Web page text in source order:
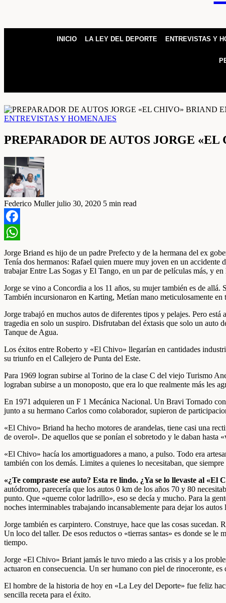
INICIO LA LEY DEL DEPORTE ENTREVISTAS Y
ENTREVISTAS Y HOMENAJES
PREPARADOR DE AUTOS JORGE
Federico Muller julio 30, 2020 5 min read
Facebook
WhatsApp
Jorge Briand es hijo de un padre Prefecto y de la hermana del ex
Tenía dos hermanos: Rafael quien muere muy joven en un
trabajar Entre Las Sogas y El Tango, en un par de películas más, y
Jorge se vino a Concordia a los 11 años, su mujer también es de
También incursionaron en Karting, Metían mano meticulosamente
Jorge trabajó en muchos autos de diferentes tipos y pelajes. Pero
tragedia en solo un suspiro. Disfrutaban del éxtasis que solo un auto
Tanque de Agua.
Los éxitos entre Roberto y «El Chivo» llegarían en cantidades
su triunfo en el Callejero de Punta del Este.
Para 1969 logran subirse al Torino de la clase C del viejo Turismo
lograban subirse a un monoposto, que era lo que realmente más les
En 1971 adquieren un F 1 Mecánica Nacional. Un Bravi Tornado
junto a su hermano Carlos como colaborador, supieron de
«El Chivo» Briand ha hecho motores de arandelas, tiene casi una
de overol». De aquellos que se ponían el sobretodo y le daban hasta
«El Chivo» hacía los amortiguadores a mano, a pulso. Todo era
también con los demás. Limites a quienes lo necesitaban, que
«¿Te compraste ese auto? Esta re lindo. ¿Ya se lo llevaste al
autódromo, parecería que los autos 0 km de los años 70 y 80
punto. Que «queme color ladrillo», eso se decía y mucho. Para la
noches interminables trabajando incansablemente para dejar los
Jorge también es carpintero. Construye, hace que las cosas
Un loco del taller. De esos reductos o «tierras santas» es donde se
tiempo.
Jorge «El Chivo» Briant jamás le tuvo miedo a las crisis y a los
actuaron en consecuencia. Un ser humano con piel de rinoceronte,
El hombre de la historia de hoy en «La Ley del Deporte» fue feliz
sencilla receta para el éxito.